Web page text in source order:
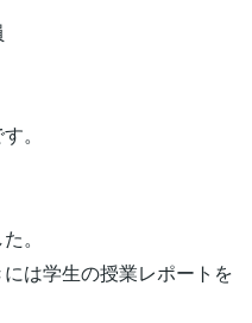
。
。
は学生の授業レポートを